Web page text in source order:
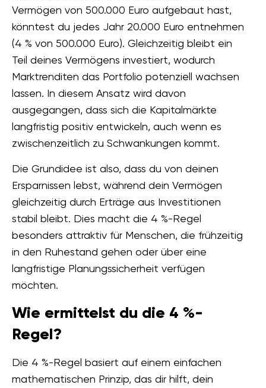
Vermögen von 500.000 Euro aufgebaut hast,
könntest du jedes Jahr 20.000 Euro entnehmen
(4 % von 500.000 Euro). Gleichzeitig bleibt ein
Teil deines Vermögens investiert, wodurch
Marktrenditen das Portfolio potenziell wachsen
lassen. In diesem Ansatz wird davon
ausgegangen, dass sich die Kapitalmärkte
langfristig positiv entwickeln, auch wenn es
zwischenzeitlich zu Schwankungen kommt.
Die Grundidee ist also, dass du von deinen
Ersparnissen lebst, während dein Vermögen
gleichzeitig durch Erträge aus Investitionen
stabil bleibt. Dies macht die 4 %-Regel
besonders attraktiv für Menschen, die frühzeitig
in den Ruhestand gehen oder über eine
langfristige Planungssicherheit verfügen
möchten.
Wie ermittelst du die 4 %-
Regel?
Die 4 %-Regel basiert auf einem einfachen
mathematischen Prinzip, das dir hilft, dein